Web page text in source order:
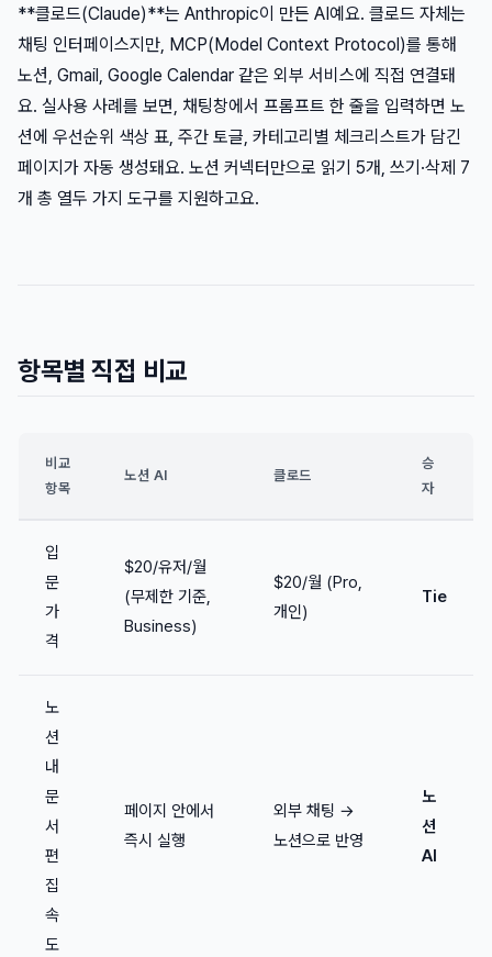
**클로드(Claude)**는 Anthropic이 만든 AI예요. 클로드 자체는
채팅 인터페이스지만, MCP(Model Context Protocol)를 통해
노션, Gmail, Google Calendar 같은 외부 서비스에 직접 연결돼
요. 실사용 사례를 보면, 채팅창에서 프롬프트 한 줄을 입력하면 노
션에 우선순위 색상 표, 주간 토글, 카테고리별 체크리스트가 담긴
페이지가 자동 생성돼요. 노션 커넥터만으로 읽기 5개, 쓰기·삭제 7
개 총 열두 가지 도구를 지원하고요.
항목별 직접 비교
비교
항목
노션 AI 클로드
승
자
입
문
가
격
$20/유저/월
(무제한 기준,
Business)
$20/월 (Pro,
개인)
Tie
노
션
내
문
서
편
집
속
도
페이지 안에서
즉시 실행
외부 채팅 →
노션으로 반영
노
션
AI